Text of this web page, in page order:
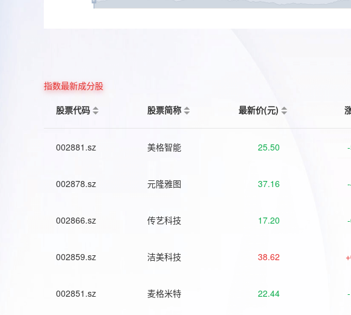
指数最新成分股
股票代码
股票简称 最新价(元)
002881.sz 美格智能 25.50
002878.sz 元隆雅图 37.16
002866.sz 传艺科技 17.20
002859.sz 洁美科技 38.62
002851.sz 麦格米特 22.44